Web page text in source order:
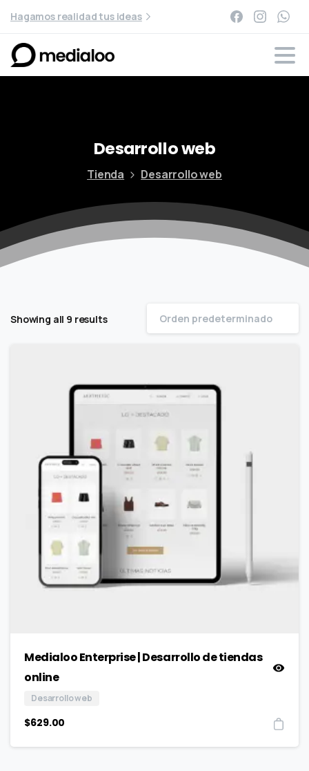
Hagamos realidad tus ideas
Desarrolloweb
Tienda Desarrollo web
Showing all 9 results Orden predeterminado
Medialoo Enterprise | Desarrollo de tiendas
online
Desarrollo web
$629.00